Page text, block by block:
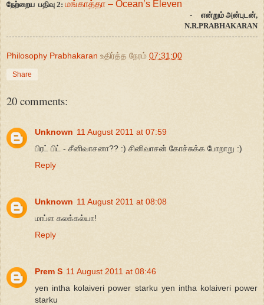
நேற்றைய பதிவு 2: மங்காத்தா – Ocean’s Eleven
-
என்றும் அன்புடன்,
N.R.PRABHAKARAN
Philosophy Prabhakaran உதிர்த்த நேரம் 07:31:00
Share
20 comments:
Unknown 11 August 2011 at 07:59
பிரட் பிட் - சீனிவாசனா?? :) சினிவாசன் கோச்சுக்க போறாறு :)
Reply
Unknown 11 August 2011 at 08:08
மாப்ள கலக்கல்யா!
Reply
Prem S 11 August 2011 at 08:46
yen intha kolaiveri power starku yen intha kolaiveri power
starku